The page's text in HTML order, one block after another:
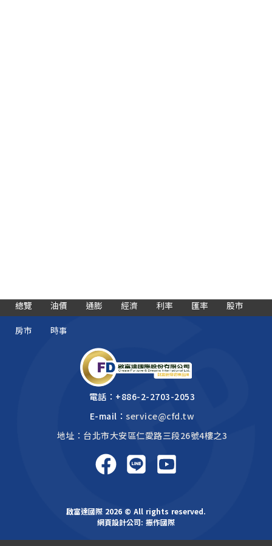
總覽 油價 通膨 經濟 利率 匯率 股市
房市 時事
電話： +886-2-2703-2053
E-mail：service@cfd.tw
地址：台北市大安區仁愛路三段26號4樓之3
啟富達國際 2026 © All rights reserved.
網頁設計公司: 振作國際